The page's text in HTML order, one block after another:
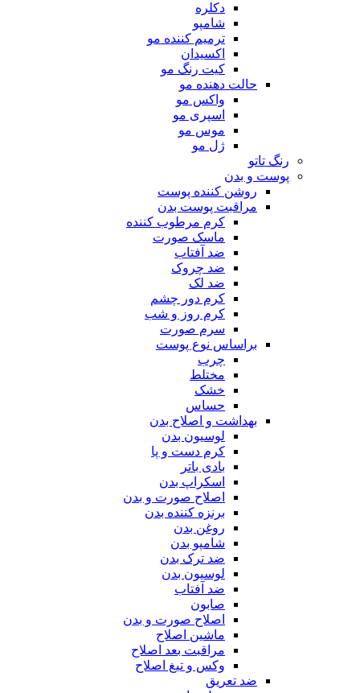
دکلره
شامپو
ترمیم کننده مو
اکسیدان
کیت رنگ مو
حالت دهنده مو
واکس مو
اسپری مو
موس مو
ژل مو
رنگ تاتو
پوست و بدن
روشن کننده پوست
مراقبت پوست بدن
کرم مرطوب کننده
ماسک صورت
ضد آفتاب
ضد چروک
ضد لک
کرم دور چشم
کرم روز و شب
سرم صورت
براساس نوع پوست
چرب
مختلط
خشک
حساس
بهداشت و اصلاح بدن
لوسیون بدن
کرم دست و پا
بادی باتر
اسکراپ بدن
اصلاح صورت و بدن
برنزه کننده بدن
روغن بدن
شامپو بدن
ضد ترک بدن
لوسیون بدن
ضد آفتاب
صابون
اصلاح صورت و بدن
ماشین اصلاح
مراقبت بعد اصلاح
وکس و تیغ اصلاح
ضد تعریق